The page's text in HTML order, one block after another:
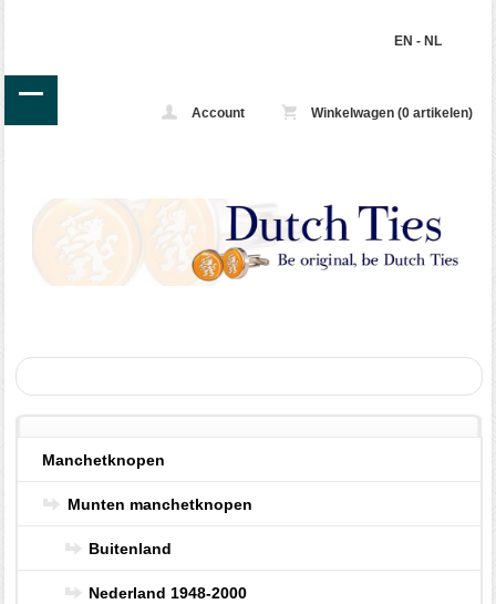
EN - NL
Account Winkelwagen (0 artikelen)
Manchetknopen
Munten manchetknopen
Buitenland
Nederland 1948-2000